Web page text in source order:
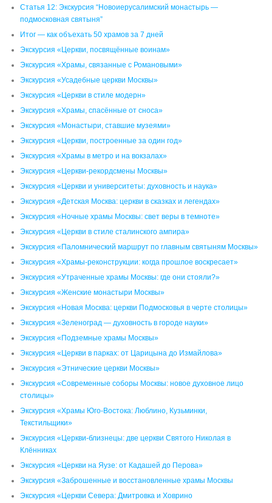
Статья 12: Экскурсия “Новоиерусалимский монастырь —
подмосковная святыня”
Итог — как объехать 50 храмов за 7 дней
Экскурсия «Церкви, посвящённые воинам»
Экскурсия «Храмы, связанные с Романовыми»
Экскурсия «Усадебные церкви Москвы»
Экскурсия «Церкви в стиле модерн»
Экскурсия «Храмы, спасённые от сноса»
Экскурсия «Монастыри, ставшие музеями»
Экскурсия «Церкви, построенные за один год»
Экскурсия «Храмы в метро и на вокзалах»
Экскурсия «Церкви-рекордсмены Москвы»
Экскурсия «Церкви и университеты: духовность и наука»
Экскурсия «Детская Москва: церкви в сказках и легендах»
Экскурсия «Ночные храмы Москвы: свет веры в темноте»
Экскурсия «Церкви в стиле сталинского ампира»
Экскурсия «Паломнический маршрут по главным святыням Москвы»
Экскурсия «Храмы-реконструкции: когда прошлое воскресает»
Экскурсия «Утраченные храмы Москвы: где они стояли?»
Экскурсия «Женские монастыри Москвы»
Экскурсия «Новая Москва: церкви Подмосковья в черте столицы»
Экскурсия «Зеленоград — духовность в городе науки»
Экскурсия «Подземные храмы Москвы»
Экскурсия «Церкви в парках: от Царицына до Измайлова»
Экскурсия «Этнические церкви Москвы»
Экскурсия «Современные соборы Москвы: новое духовное лицо
столицы»
Экскурсия «Храмы Юго-Востока: Люблино, Кузьминки,
Текстильщики»
Экскурсия «Церкви-близнецы: две церкви Святого Николая в
Клённиках
Экскурсия «Церкви на Яузе: от Кадашей до Перова»
Экскурсия «Заброшенные и восстановленные храмы Москвы
Экскурсия «Церкви Севера: Дмитровка и Ховрино